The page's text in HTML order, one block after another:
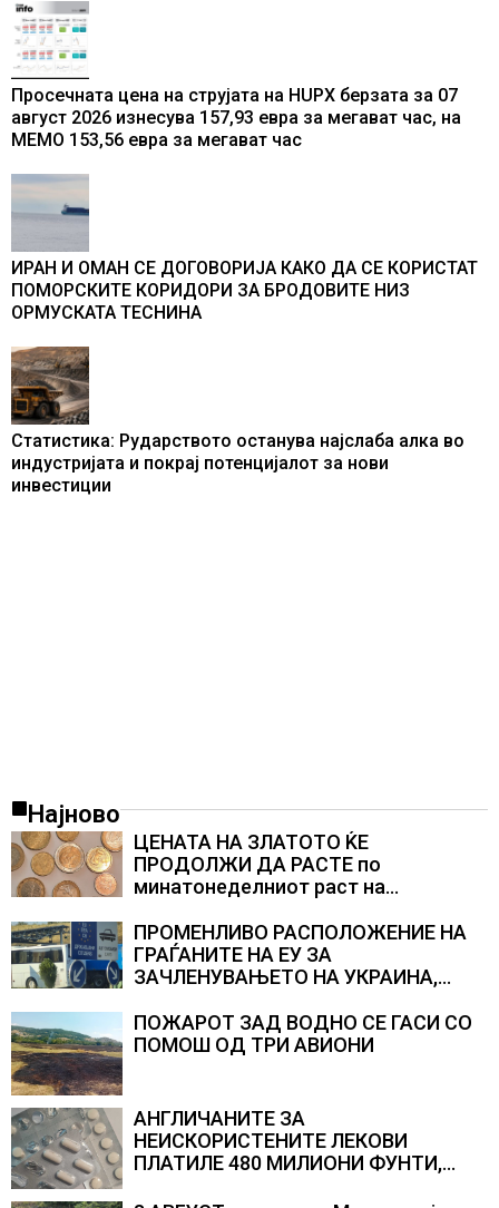
Просечната цена на струјата на HUPX берзата за 07
август 2026 изнесува 157,93 евра за мегават час, на
МЕМО 153,56 евра за мегават час
ИРАН И ОМАН СЕ ДОГОВОРИЈА КАКО ДА СЕ КОРИСТАТ
ПОМОРСКИТЕ КОРИДОРИ ЗА БРОДОВИТЕ НИЗ
ОРМУСКАТА ТЕСНИНА
Статистика: Рударството останува најслаба алка во
индустријата и покрај потенцијалот за нови
инвестиции
Најново
ЦЕНАТА НА ЗЛАТОТО ЌЕ
ПРОДОЛЖИ ДА РАСТЕ по
минатонеделниот раст на
ПРОМЕНЛИВО РАСПОЛОЖЕНИЕ НА
ГРАЃАНИТЕ НА ЕУ ЗА
ЗАЧЛЕНУВАЊЕТО НА УКРАИНА,
Полска, Франција и Германија
ПОЖАРОТ ЗАД ВОДНО СЕ ГАСИ СО
ПОМОШ ОД ТРИ АВИОНИ
АНГЛИЧАНИТЕ ЗА
НЕИСКОРИСТЕНИТЕ ЛЕКОВИ
ПЛАТИЛЕ 480 МИЛИОНИ ФУНТИ,